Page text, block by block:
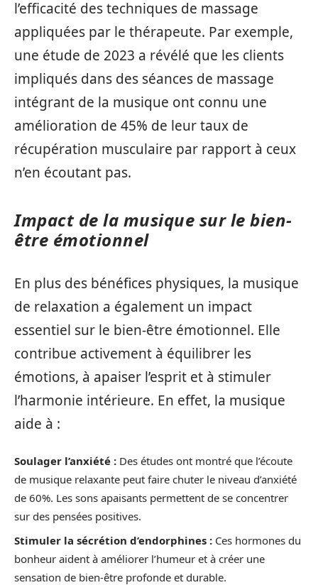
l’efficacité des techniques de massage
appliquées par le thérapeute. Par exemple,
une étude de 2023 a révélé que les clients
impliqués dans des séances de massage
intégrant de la musique ont connu une
amélioration de 45% de leur taux de
récupération musculaire par rapport à ceux
n’en écoutant pas.
Impact de la musique sur le bien-
être émotionnel
En plus des bénéfices physiques, la musique
de relaxation a également un impact
essentiel sur le bien-être émotionnel. Elle
contribue activement à équilibrer les
émotions, à apaiser l’esprit et à stimuler
l’harmonie intérieure. En effet, la musique
aide à :
Soulager l’anxiété : Des études ont montré que l’écoute
de musique relaxante peut faire chuter le niveau d’anxiété
de 60%. Les sons apaisants permettent de se concentrer
sur des pensées positives.
Stimuler la sécrétion d’endorphines : Ces hormones du
bonheur aident à améliorer l’humeur et à créer une
sensation de bien-être profonde et durable.